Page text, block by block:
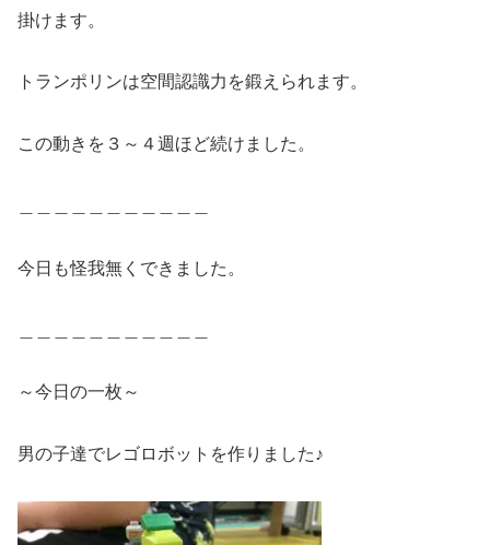
掛けます。
トランポリンは空間認識力を鍛えられます。
この動きを３～４週ほど続けました。
今日も怪我無くできました。
～今日の一枚～
男の子達でレゴロボットを作りました♪